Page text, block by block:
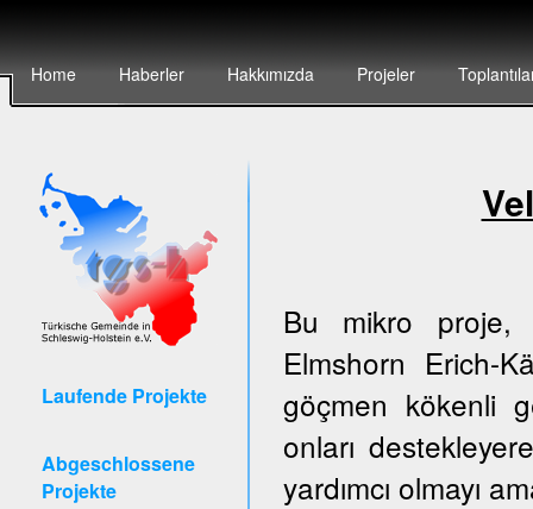
Home Haberler Hakkımızda Projeler
Laufende Projekte
Abgeschlossene
Projekte
Bu mikro proje,
Elmshorn Erich-
göçmen kökenli
onları
yardımcı olmayı